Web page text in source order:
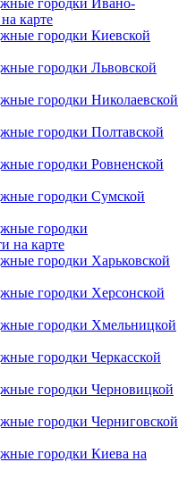
городки Ивано-
карте
городки Киевской
городки Львовской
городки Николаевской
городки Полтавской
городки Ровненской
городки Сумской
городки
на карте
городки Харьковской
городки Херсонской
городки Хмельницкой
городки Черкасской
городки Черновицкой
городки Черниговской
городки Киева на